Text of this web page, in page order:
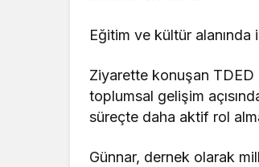
Eğitim ve kültür alanında
Ziyarette konuşan TDED
toplumsal gelişim
süreçte daha aktif rol
Günnar, dernek olarak